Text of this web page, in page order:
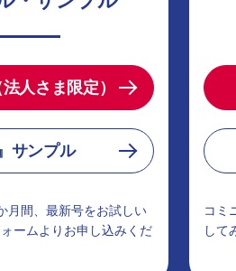
人さま限定）
サンプル
月間、最新号をお試しい
ームよりお申し込みくだ
コミ
して